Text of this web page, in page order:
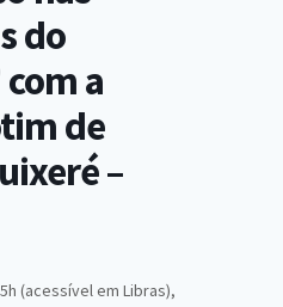
do
a
de
–
(acessível em Libras),